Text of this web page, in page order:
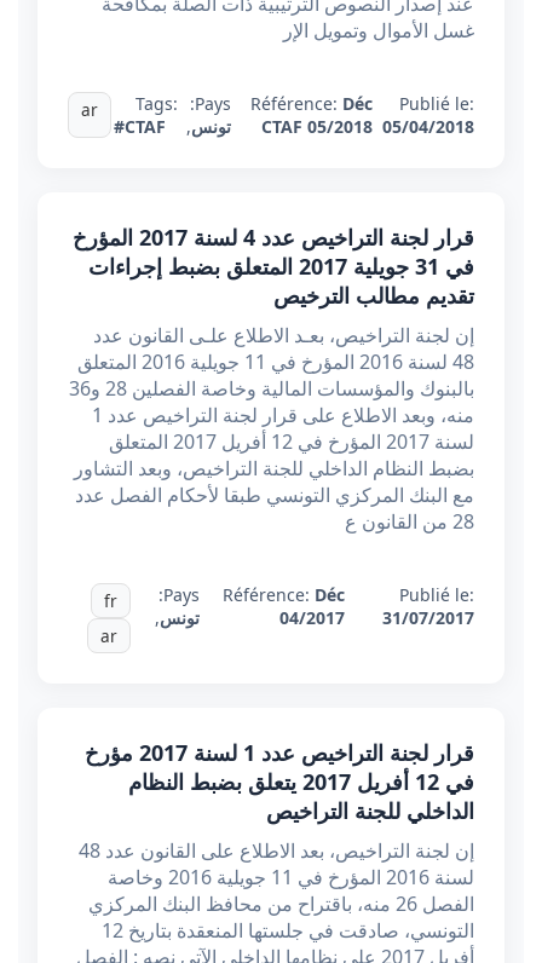
غسل الأموال وتمويل الإر
Publié le:
05/04/2018
Référence: Déc
CTAF 05/2018
Pays:
تونس,
Tags:
#CTAF
ar
قرار لجنة التراخيص عدد 4 لسنة 2017 المؤرخ
في 31 جويلية 2017 المتعلق بضبط إجراءات
تقديم مطالب الترخيص
إن لجنة التراخيص، بعـد الاطلاع علـى القانون عدد
48 لسنة 2016 المؤرخ في 11 جويلية 2016 المتعلق
بالبنوك والمؤسسات المالية وخاصة الفصلين 28 و36
منه، وبعد الاطلاع على قرار لجنة التراخيص عدد 1
لسنة 2017 المؤرخ في 12 أفريل 2017 المتعلق
بضبط النظام الداخلي للجنة التراخيص، وبعد التشاور
مع البنك المركزي التونسي طبقا لأحكام الفصل عدد
28 من القانون ع
Publié le:
31/07/2017
Référence: Déc
04/2017
Pays:
تونس,
fr
ar
قرار لجنة التراخيص عدد 1 لسنة 2017 مؤرخ
في 12 أفريل 2017 يتعلق بضبط النظام
الداخلي للجنة التراخيص
إن لجنة التراخيص، بعد الاطلاع على القانون عدد 48
لسنة 2016 المؤرخ في 11 جويلية 2016 وخاصة
الفصل 26 منه، باقتراح من محافظ البنك المركزي
التونسي، صادقت في جلستها المنعقدة بتاريخ 12
أفريل 2017 على نظامها الداخلي الآتي نصه : الفصل